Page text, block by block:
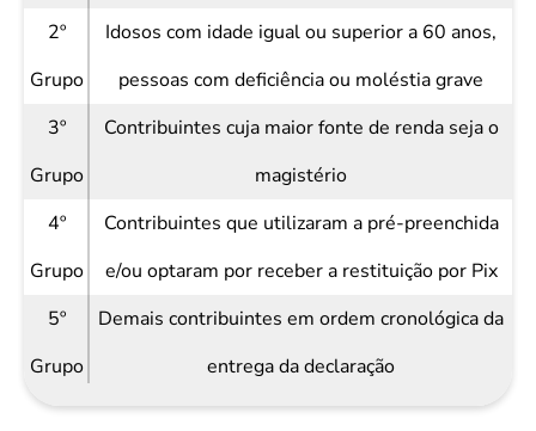
2º
Grupo
Idosos com idade igual ou superior a 60 anos,
pessoas com deficiência ou moléstia grave
3º
Grupo
Contribuintes cuja maior fonte de renda seja o
magistério
4º
Grupo
Contribuintes que utilizaram a pré-preenchida
e/ou optaram por receber a restituição por Pix
5º
Grupo
Demais contribuintes em ordem cronológica da
entrega da declaração